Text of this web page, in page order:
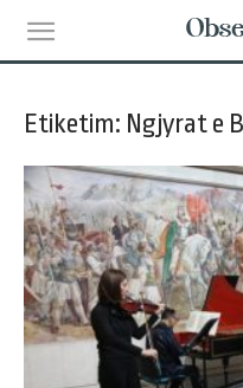
Etiketim: Ngjyrat e